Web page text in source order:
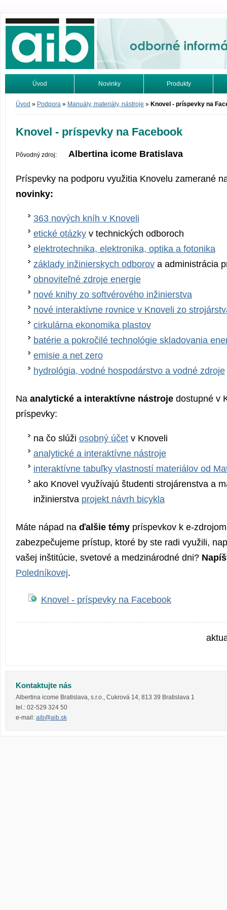
Odborné informácie. Online.
Úvod Novinky Produkty
Vyhľadávanie Tutoriály
Úvod » Podpora » Manuály, materiály, nástroje » Knovel - príspevky na
Knovel - príspevky na Facebook
Pôvodný zdroj: Albertina icome Bratislava
Príspevky na podporu využitia Knovelu zamerané
novinky:
363 nových kníh v Knoveli
etické otázkyv technických odboroch
elektrotechnika, elektronika, optika a fotonika
základy inžinierskych odborova administrácia
obnoviteľné zdroje energie
nové knihy zo softvérového inžinierstva
nové interaktívne rovnice v Knoveli zo
cirkulárna ekonomika plastov
batérie a pokročilé technológie skladovania
emisie a net zero
hydrológia, vodné hospodárstvo a vodné zdroje
Na analytické a interaktívne nástroje dostupné v
príspevky:
na čo slúži osobný účetv Knoveli
analytické a interaktívne nástroje
interaktívne tabuľky vlastností materiálov od
ako Knovel využívajú študenti strojárenstva a
inžinierstva projekt návrh bicykla
Máte nápad na ďalšie témy príspevkov k e-
zabezpečujeme prístup, ktoré by ste radi využili,
vašej inštitúcie, svetové a medzinárodné dni?
Poledníkovej.
Knovel - príspevky na Facebook
Kontaktujte nás
Albertina icome Bratislava, s.r.o. Cukrová 14 813 39 Bratislava 1
tel.: 02-529 324 50
e-mail: aib@aib.sk